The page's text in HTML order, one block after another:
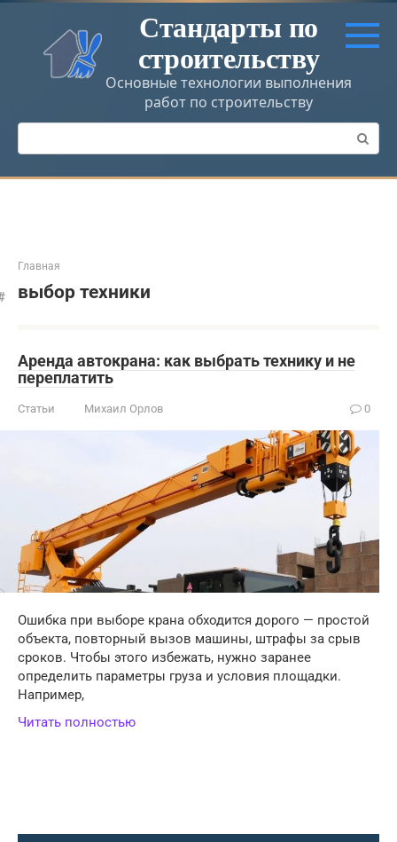
Перейти
контенту
Стандарты по
строительству
Основные технологии выполнения
работ по строительству
Поиск:
Главная
выбор техники
Аренда автокрана: как выбрать технику и не
переплатить
Статьи Михаил Орлов 0
Ошибка при выборе крана обходится дорого — простой
объекта, повторный вызов машины, штрафы за срыв
сроков. Чтобы этого избежать, нужно заранее
определить параметры груза и условия площадки.
Например,
Читать полностью